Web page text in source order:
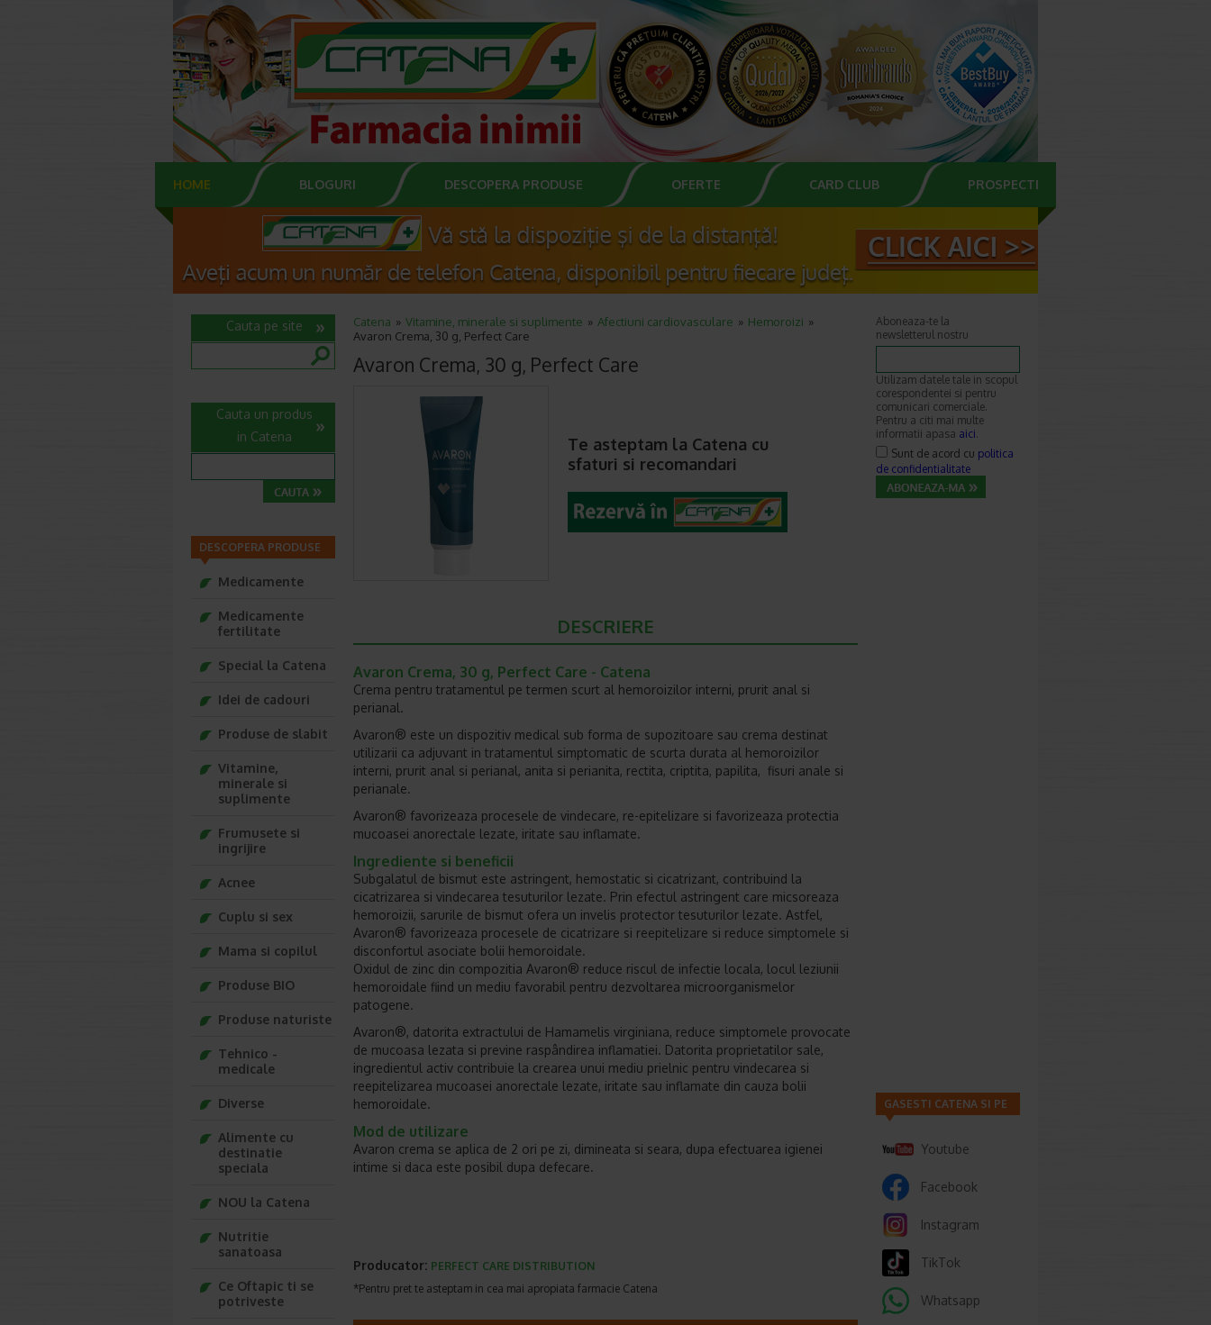
HOME BLOGURI DESCOPERA PRODUSE OFERTE CARD CLUB PROSPECTE
Catena Vitamine, minerale si suplimente Afectiuni cardiovasculare
Hemoroizi
Avaron Crema, 30 g, Perfect Care
Avaron Crema, 30 g, Perfect Care
Te asteptam la Catena cu
sfaturi si recomandari
DESCRIERE
Avaron Crema, 30 g, Perfect Care - Catena
Crema pentru tratamentul pe termen scurt al hemoroizilor interni, prurit anal si
perianal.
Avaron® este un dispozitiv medical sub forma de supozitoare sau crema destinat
utilizarii ca adjuvant in tratamentul simptomatic de scurta durata al hemoroizilor
interni, prurit anal si perianal, anita si perianita, rectita, criptita, papilita, fisuri anale si
perianale.
Avaron® favorizeaza procesele de vindecare, re-epitelizare si favorizeaza protectia
mucoasei anorectale lezate, iritate sau inflamate.
Ingrediente si beneficii
Subgalatul de bismut este astringent, hemostatic si cicatrizant, contribuind la
cicatrizarea si vindecarea tesuturilor lezate. Prin efectul astringent care micsoreaza
hemoroizii, sarurile de bismut ofera un invelis protector tesuturilor lezate. Astfel,
Avaron® favorizeaza procesele de cicatrizare si reepitelizare si reduce simptomele si
disconfortul asociate bolii hemoroidale.
Oxidul de zinc din compozitia Avaron® reduce riscul de infectie locala, locul leziunii
hemoroidale fiind un mediu favorabil pentru dezvoltarea microorganismelor
patogene.
Avaron®, datorita extractului de Hamamelis virginiana, reduce simptomele provocate
de mucoasa lezata si previne raspândirea inflamatiei. Datorita proprietatilor sale,
ingredientul activ contribuie la crearea unui mediu prielnic pentru vindecarea si
reepitelizarea mucoasei anorectale lezate, iritate sau inflamate din cauza bolii
hemoroidale.
Mod de utilizare
Avaron crema se aplica de 2 ori pe zi, dimineata si seara, dupa efectuarea igienei
intime si daca este posibil dupa defecare.
Producator: PERFECT CARE DISTRIBUTION
*Pentru pret te asteptam in cea mai apropiata farmacie Catena
Cauta pe site
Cauta un produs
in Catena
DESCOPERA PRODUSE
Medicamente
Medicamente
fertilitate
Special la Catena
Idei de cadouri
Produse de slabit
Vitamine,
minerale si
suplimente
Frumusete si
ingrijire
Acnee
Cuplu si sex
Mama si copilul
Produse BIO
Produse naturiste
Tehnico -
medicale
Diverse
Alimente cu
destinatie
speciala
NOU la Catena
Nutritie
sanatoasa
Ce Oftapic ti se
potriveste
Aboneaza-te la
newsletterul nostru
Utilizam datele tale in scopul
corespondentei si pentru
comunicari comerciale.
Pentru a citi mai multe
informatii apasa aici.
Sunt de acord cu politica
de confidentialitate
GASESTI CATENA SI PE
Youtube
Facebook
Instagram
TikTok
Whatsapp